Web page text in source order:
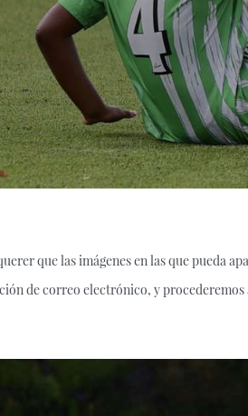
que las imágenes en las que pueda
de correo electrónico, y